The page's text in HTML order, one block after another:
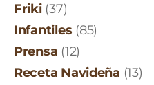
Friki(37)
Infantiles (85)
Prensa (12)
Receta Navideña (13)